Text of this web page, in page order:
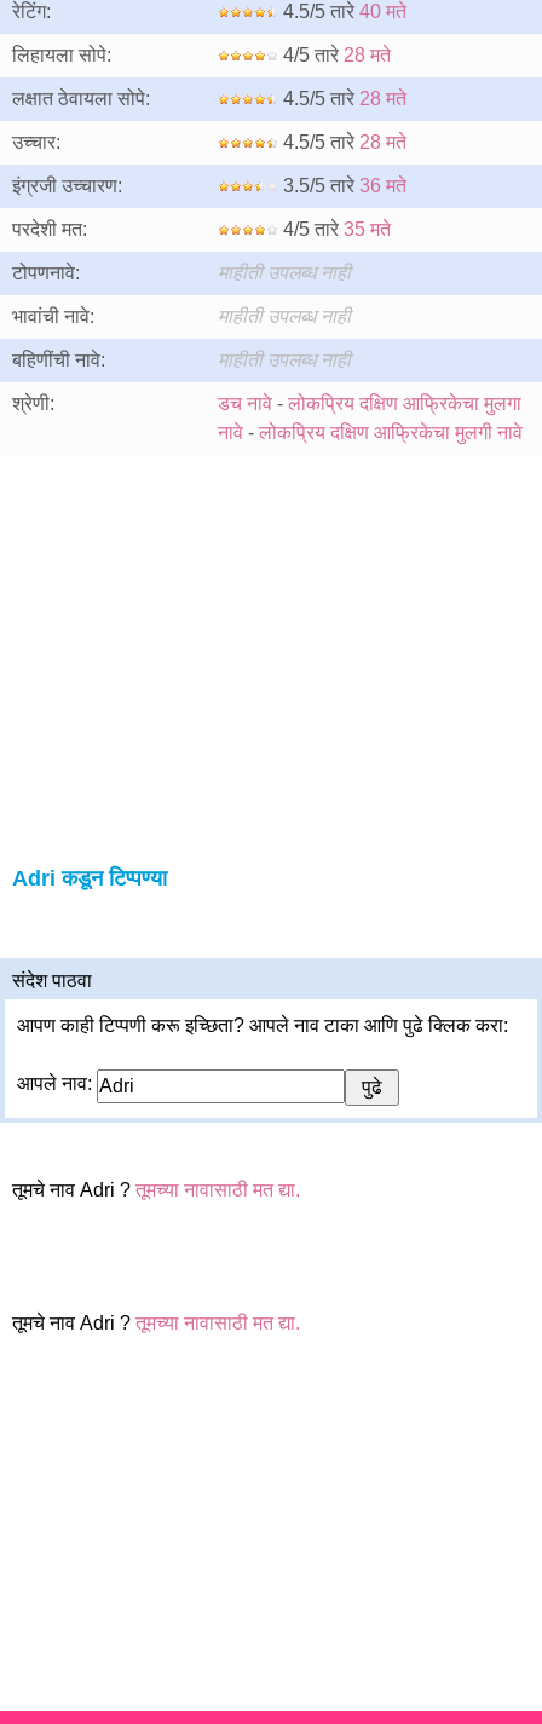
रेटिंग: 4.5/5 तारे 40 मते
लिहायला सोपे: 4/5 तारे 28 मते
लक्षात ठेवायला सोपे: 4.5/5 तारे 28 मते
उच्चार: 4.5/5 तारे 28 मते
इंग्रजी उच्चारण: 3.5/5 तारे 36 मते
परदेशी मत: 4/5 तारे 35 मते
टोपणनावे: माहीती उपलब्ध नाही
भावांची नावे: माहीती उपलब्ध नाही
बहिणींची नावे: माहीती उपलब्ध नाही
श्रेणी: डच नावे - लोकप्रिय दक्षिण आफ्रिकेचा मुलगा
नावे - लोकप्रिय दक्षिण आफ्रिकेचा मुलगी नावे
Adri कडून टिप्पण्या
संदेश पाठवा
आपण काही टिप्पणी करू इच्छिता? आपले नाव टाका आणि पुढे क्लिक करा:
आपले नाव:
तूमचे नाव Adri ? तूमच्या नावासाठी मत द्या.
तूमचे नाव Adri ? तूमच्या नावासाठी मत द्या.